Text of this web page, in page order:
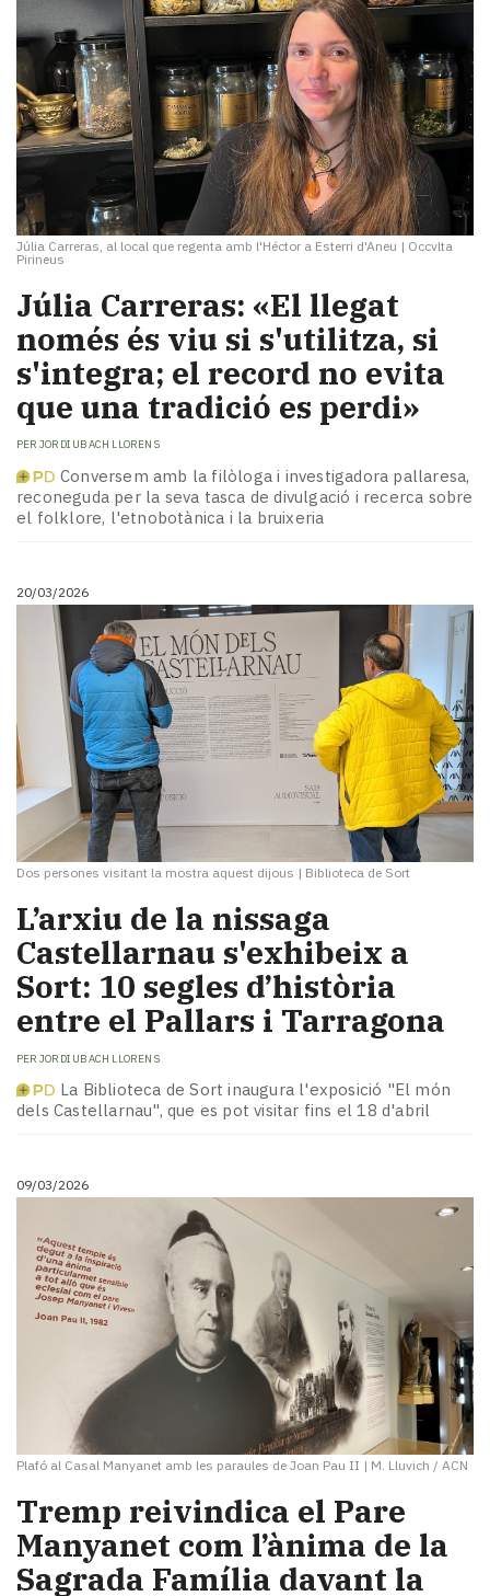
Júlia Carreras, al local que regenta amb l'Héctor a Esterri d'Aneu | Occvlta
Pirineus
Júlia Carreras: «El llegat
només és viu si s'utilitza, si
s'integra; el record no evita
que una tradició es perdi»
PER JORDI UBACH LLORENS
Conversem amb la filòloga i investigadora pallaresa,
reconeguda per la seva tasca de divulgació i recerca sobre
el folklore, l'etnobotànica i la bruixeria
20/03/2026
Dos persones visitant la mostra aquest dijous | Biblioteca de Sort
L’arxiu de la nissaga
Castellarnau s'exhibeix a
Sort: 10 segles d’història
entre el Pallars i Tarragona
PER JORDI UBACH LLORENS
La Biblioteca de Sort inaugura l'exposició "El món
dels Castellarnau", que es pot visitar fins el 18 d'abril
09/03/2026
Plafó al Casal Manyanet amb les paraules de Joan Pau II | M. Lluvich / ACN
Tremp reivindica el Pare
Manyanet com l’ànima de la
Sagrada Família davant la